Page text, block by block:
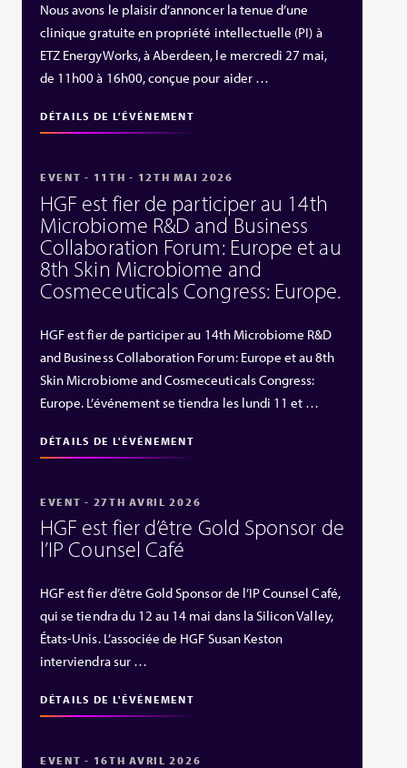
Nous avons le plaisir d’annoncer la tenue d’une
clinique gratuite en propriété intellectuelle (PI) à
ETZ EnergyWorks, à Aberdeen, le mercredi 27 mai,
de 11h00 à 16h00, conçue pour aider …
DÉTAILS DE L'ÉVÉNEMENT
EVENT - 11TH - 12TH MAI 2026
HGF est fier de participer au 14th
Microbiome R&D and Business
Collaboration Forum: Europe et au
8th Skin Microbiome and
Cosmeceuticals Congress: Europe.
HGF est fier de participer au 14th Microbiome R&D
and Business Collaboration Forum: Europe et au 8th
Skin Microbiome and Cosmeceuticals Congress:
Europe. L’événement se tiendra les lundi 11 et …
DÉTAILS DE L'ÉVÉNEMENT
EVENT - 27TH AVRIL 2026
HGF est fier d’être Gold Sponsor de
l’IP Counsel Café
HGF est fier d’être Gold Sponsor de l’IP Counsel Café,
qui se tiendra du 12 au 14 mai dans la Silicon Valley,
États‑Unis. L’associée de HGF Susan Keston
interviendra sur …
DÉTAILS DE L'ÉVÉNEMENT
EVENT - 16TH AVRIL 2026